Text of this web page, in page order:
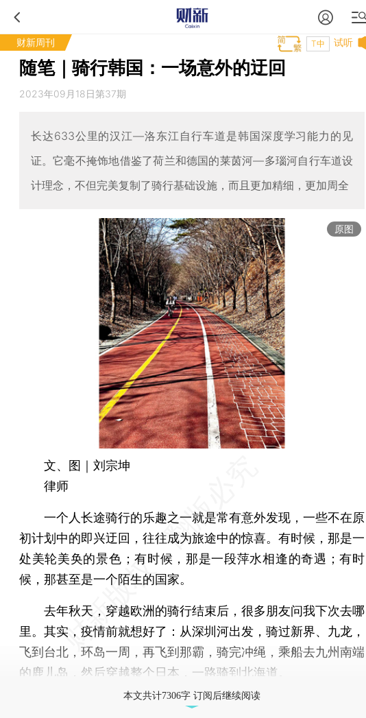
财新周刊 试听
T中
随笔｜骑行韩国：一场意外的迂回
2023年09月18日第37期
长达633公里的汉江—洛东江自行车道是韩国深度学习能力的见
证。它毫不掩饰地借鉴了荷兰和德国的莱茵河—多瑙河自行车道设
计理念，不但完美复制了骑行基础设施，而且更加精细，更加周全
原图
文、图｜刘宗坤
律师
一个人长途骑行的乐趣之一就是常有意外发现，一些不在原
初计划中的即兴迂回，往往成为旅途中的惊喜。有时候，那是一
处美轮美奂的景色；有时候，那是一段萍水相逢的奇遇；有时
候，那甚至是一个陌生的国家。
去年秋天，穿越欧洲的骑行结束后，很多朋友问我下次去哪
里。其实，疫情前就想好了：从深圳河出发，骑过新界、九龙，
飞到台北，环岛一周，再飞到那霸，骑完冲绳，乘船去九州南端
的鹿儿岛，然后穿越整个日本，一路骑到北海道。
本文共计7306字 订阅后继续阅读